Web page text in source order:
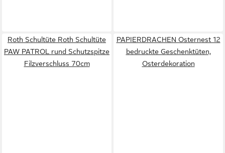
Roth Schultüte Roth Schultüte
PAW PATROL rund Schutzspitze
Filzverschluss 70cm
PAPIERDRACHEN Osternest 12
bedruckte Geschenktüten,
Osterdekoration